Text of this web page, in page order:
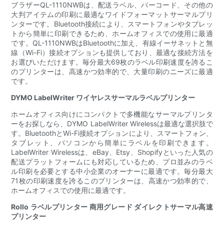
ブラザーQL-1110NWBは、配送ラベル、バーコード、その他の
大判アイテムの印刷に最適なワイドフォーマットサーマルプリ
ンターです。Bluetooth接続により、スマートフォンやタブレッ
トから簡単に印刷できるため、ホームオフィスでの使用に最適
です。QL-1110NWBはBluetoothに加え、有線イーサネットと無
線（Wi-Fi）接続オプションも提供しており、最適な接続方法を
お選びいただけます。毎分最大69枚のラベル印刷速度を誇るこ
のプリンターは、高速かつ効率的で、大量印刷のニーズに最適
です。
DYMO LabelWriter ワイヤレスサーマルラベルプリンター
ホームオフィス向けにコンパクトで多機能なサーマルプリンタ
ーをお探しなら、DYMO LabelWriter Wirelessは最適な選択肢で
す。BluetoothとWi-Fi接続オプションにより、スマートフォン、
タブレット、パソコンから簡単にラベルを印刷できます。
LabelWriter Wirelessは、eBay、Etsy、Shopifyといった人気の
配送プラットフォームにも対応しているため、プロ並みのラベ
ル印刷を必要とする中小企業のオーナーに最適です。毎分最大
71枚の印刷速度を誇るこのプリンターは、高速かつ効率的で、
ホームオフィスでの使用に最適です。
Rollo ラベルプリンター 商用グレード ダイレクトサーマル高速
プリンター